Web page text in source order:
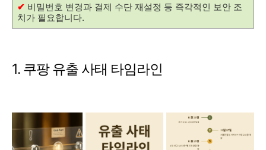
✔ 비밀번호 변경과 결제 수단 재설정 등 즉각적인 보안 조
치가 필요합니다.
1. 쿠팡 유출 사태 타임라인